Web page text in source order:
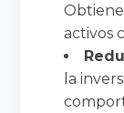
activos
la